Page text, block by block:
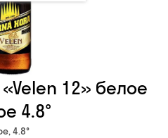
12» белое
4.8°
4.8°